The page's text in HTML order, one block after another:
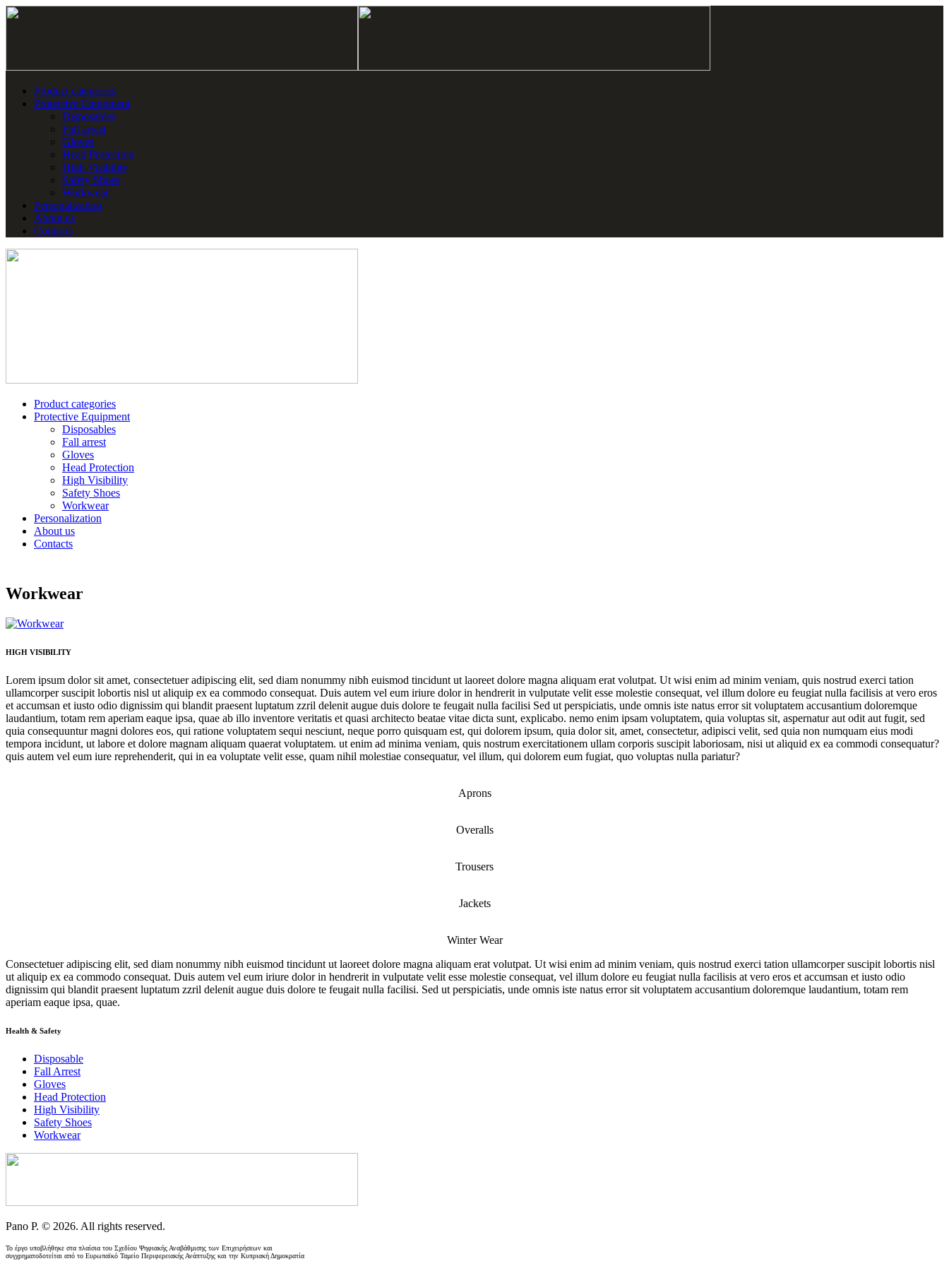
Product categories
Protective Equipment
Disposables
Fall arrest
Gloves
Head Protection
High Visibility
Safety Shoes
Workwear
Personalization
About us
Contacts
Product categories
Protective Equipment
Disposables
Fall arrest
Gloves
Head Protection
High Visibility
Safety Shoes
Workwear
Personalization
About us
Contacts
Workwear
HIGH VISIBILITY
Lorem ipsum dolor sit amet, consectetuer adipiscing elit, sed diam nonummy nibh euismod tincidunt ut laoreet dolore magna aliquam erat volutpat. Ut wisi enim ad minim veniam, quis nostrud exerci tation
ullamcorper suscipit lobortis nisl ut aliquip ex ea commodo consequat. Duis autem vel eum iriure dolor in hendrerit in vulputate velit esse molestie consequat, vel illum dolore eu feugiat nulla facilisis at vero eros
et accumsan et iusto odio dignissim qui blandit praesent luptatum zzril delenit augue duis dolore te feugait nulla facilisi Sed ut perspiciatis, unde omnis iste natus error sit voluptatem accusantium doloremque
laudantium, totam rem aperiam eaque ipsa, quae ab illo inventore veritatis et quasi architecto beatae vitae dicta sunt, explicabo. nemo enim ipsam voluptatem, quia voluptas sit, aspernatur aut odit aut fugit, sed
quia consequuntur magni dolores eos, qui ratione voluptatem sequi nesciunt, neque porro quisquam est, qui dolorem ipsum, quia dolor sit, amet, consectetur, adipisci velit, sed quia non numquam eius modi
tempora incidunt, ut labore et dolore magnam aliquam quaerat voluptatem. ut enim ad minima veniam, quis nostrum exercitationem ullam corporis suscipit laboriosam, nisi ut aliquid ex ea commodi consequatur?
quis autem vel eum iure reprehenderit, qui in ea voluptate velit esse, quam nihil molestiae consequatur, vel illum, qui dolorem eum fugiat, quo voluptas nulla pariatur?
Aprons
Overalls
Trousers
Jackets
Winter Wear
Consectetuer adipiscing elit, sed diam nonummy nibh euismod tincidunt ut laoreet dolore magna aliquam erat volutpat. Ut wisi enim ad minim veniam, quis nostrud exerci tation ullamcorper suscipit lobortis nisl
ut aliquip ex ea commodo consequat. Duis autem vel eum iriure dolor in hendrerit in vulputate velit esse molestie consequat, vel illum dolore eu feugiat nulla facilisis at vero eros et accumsan et iusto odio
dignissim qui blandit praesent luptatum zzril delenit augue duis dolore te feugait nulla facilisi. Sed ut perspiciatis, unde omnis iste natus error sit voluptatem accusantium doloremque laudantium, totam rem
aperiam eaque ipsa, quae.
Health & Safety
Disposable
Fall Arrest
Gloves
Head Protection
High Visibility
Safety Shoes
Workwear
Pano P. © 2026. All rights reserved.
Το έργο υποβλήθηκε στα πλαίσια του Σχεδίου Ψηφιακής Αναβάθμισης των Επιχειρήσεων και
συγχρηματοδοτείται από το Ευρωπαϊκό Ταμείο Περιφερειακής Ανάπτυξης και την Κυπριακή Δημοκρατία